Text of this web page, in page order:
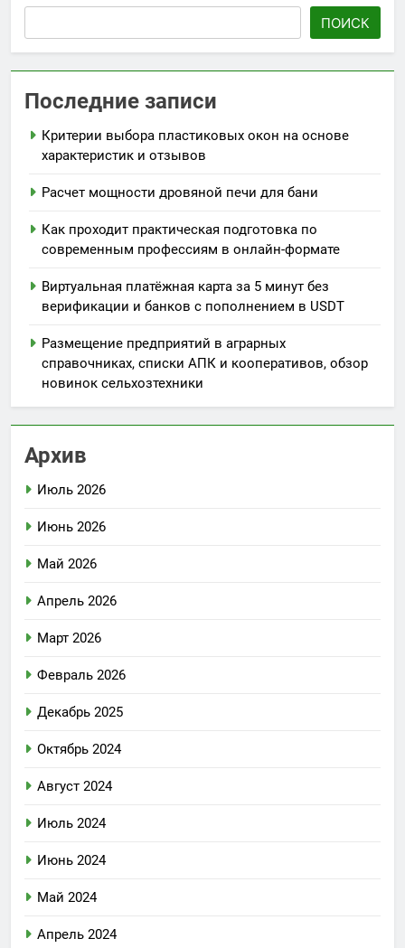
ПОИСК
Последние записи
Критерии выбора пластиковых окон на основе
характеристик и отзывов
Расчет мощности дровяной печи для бани
Как проходит практическая подготовка по
современным профессиям в онлайн-формате
Виртуальная платёжная карта за 5 минут без
верификации и банков с пополнением в USDT
Размещение предприятий в аграрных
справочниках, списки АПК и кооперативов, обзор
новинок сельхозтехники
Архив
Июль 2026
Июнь 2026
Май 2026
Апрель 2026
Март 2026
Февраль 2026
Декабрь 2025
Октябрь 2024
Август 2024
Июль 2024
Июнь 2024
Май 2024
Апрель 2024